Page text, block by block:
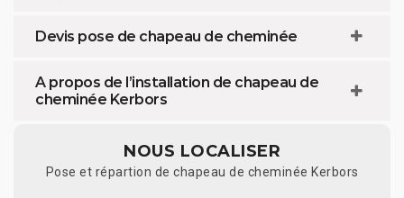
Devis pose de chapeau de cheminée
A propos de l’installation de chapeau de
cheminée Kerbors
NOUS LOCALISER
Pose et répartion de chapeau de cheminée Kerbors